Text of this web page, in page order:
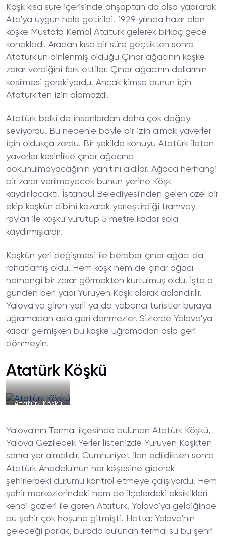
Köşk kısa süre içerisinde ahşaptan da olsa yapılarak
Ata'ya uygun hale getirildi. 1929 yılında hazır olan
köşke Mustafa Kemal Atatürk gelerek birkaç gece
konakladı. Aradan kısa bir süre geçtikten sonra
Atatürk'ün dinlenmiş olduğu Çınar ağacının köşke
zarar verdiğini fark ettiler. Çınar ağacının dallarının
kesilmesi gerekiyordu. Ancak kimse bunun için
Atatürk'ten izin alamazdı.
Atatürk belki de insanlardan daha çok doğayı
seviyordu. Bu nedenle böyle bir izin almak yaverler
için oldukça zordu. Bir şekilde konuyu Atatürk ileten
yaverler kesinlikle çınar ağacına
dokunulmayacağının yanıtını aldılar. Ağaca herhangi
bir zarar verilmeyecek bunun yerine Köşk
kaydırılacaktı. İstanbul Belediyesi'nden gelen özel bir
ekip köşkün dibini kazarak yerleştirdiği tramvay
rayları ile köşkü yürütüp 5 metre kadar sola
kaydırmışlardır.
Köşkün yeri değişmesi ile beraber çınar ağacı da
rahatlamış oldu. Hem köşk hem de çınar ağacı
herhangi bir zarar görmekten kurtulmuş oldu. İşte o
günden beri yapı Yürüyen Köşk olarak adlandırılır.
Yalova'ya giren yerli ya da yabancı turistler buraya
uğramadan asla geri dönmezler. Sizlerde Yalova'ya
kadar gelmişken bu köşke uğramadan asla geri
dönmeyin.
Atatürk Köşkü
Atatürk Köşkü
Yalova'nın Termal ilçesinde bulunan Atatürk Köşkü,
Yalova Gezilecek Yerler listenizde Yürüyen Köşkten
sonra yer almalıdır. Cumhuriyet ilan edildikten sonra
Atatürk Anadolu'nun her köşesine giderek
şehirlerdeki durumu kontrol etmeye çalışıyordu. Hem
şehir merkezlerindeki hem de ilçelerdeki eksiklikleri
kendi gözleri ile gören Atatürk, Yalova'ya geldiğinde
bu şehir çok hoşuna gitmişti. Hatta; Yalova'nın
geleceği parlak, burada bulunan termal su bu şehri